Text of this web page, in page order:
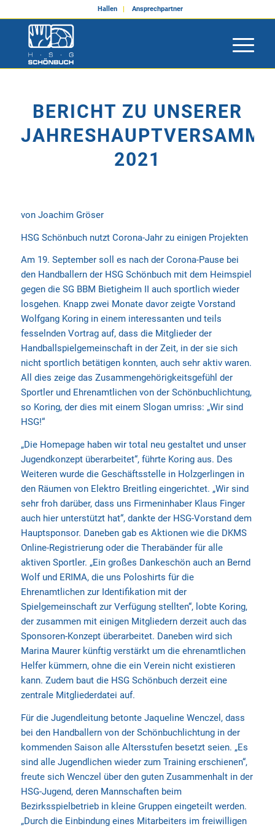
Hallen Ansprechpartner
BERICHT ZU UNSERER
2021
von Joachim Gröser
HSG Schönbuch nutzt Corona-Jahr zu einigen Projekten
Am 19. September soll es nach der Corona-Pause bei
den Handballern der HSG Schönbuch mit dem Heimspiel
gegen die SG BBM Bietigheim II auch sportlich wieder
losgehen. Knapp zwei Monate davor zeigte Vorstand
Wolfgang Koring in einem interessanten und teils
fesselnden Vortrag auf, dass die Mitglieder der
Handballspielgemeinschaft in der Zeit, in der sie sich
nicht sportlich betätigen konnten, auch sehr aktiv waren.
All dies zeige das Zusammengehörigkeitsgefühl der
Sportler und Ehrenamtlichen von der Schönbuchlichtung,
so Koring, der dies mit einem Slogan umriss: „Wir sind
HSG!“
„Die Homepage haben wir total neu gestaltet und unser
Jugendkonzept überarbeitet“, führte Koring aus. Des
Weiteren wurde die Geschäftsstelle in Holzgerlingen in
den Räumen von Elektro Breitling eingerichtet. „Wir sind
sehr froh darüber, dass uns Firmeninhaber Klaus Finger
auch hier unterstützt hat“, dankte der HSG-Vorstand dem
Hauptsponsor. Daneben gab es Aktionen wie die DKMS
Online-Registrierung oder die Therabänder für alle
aktiven Sportler. „Ein großes Dankeschön auch an Bernd
Wolf und ERIMA, die uns Poloshirts für die
Ehrenamtlichen zur Identifikation mit der
Spielgemeinschaft zur Verfügung stellten“, lobte Koring,
der zusammen mit einigen Mitgliedern derzeit auch das
Sponsoren-Konzept überarbeitet. Daneben wird sich
Marina Maurer künftig verstärkt um die ehrenamtlichen
Helfer kümmern, ohne die ein Verein nicht existieren
kann. Zudem baut die HSG Schönbuch derzeit eine
zentrale Mitgliederdatei auf.
Für die Jugendleitung betonte Jaqueline Wenczel, dass
bei den Handballern von der Schönbuchlichtung in der
kommenden Saison alle Altersstufen besetzt seien. „Es
sind alle Jugendlichen wieder zum Training erschienen“,
freute sich Wenczel über den guten Zusammenhalt in der
HSG-Jugend, deren Mannschaften beim
Bezirksspielbetrieb in kleine Gruppen eingeteilt werden.
„Durch die Einbindung eines Mitarbeiters im freiwilligen